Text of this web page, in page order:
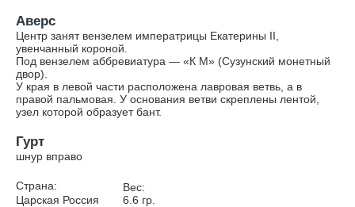
Аверс
Центр занят вензелем императрицы Екатерины II,
увенчанный короной.
Под вензелем аббревиатура — «К М» (Сузунский монетный
двор).
У края в левой части расположена лавровая ветвь, а в
правой пальмовая. У основания ветви скреплены лентой,
узел которой образует бант.
Гурт
шнур вправо
Страна:
Царская Россия
Вес:
6.6 гр.